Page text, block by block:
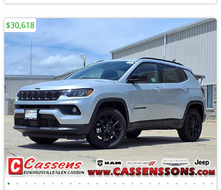
• • • • • • • • • • • • • • • • • • • • • • • •
$30,618